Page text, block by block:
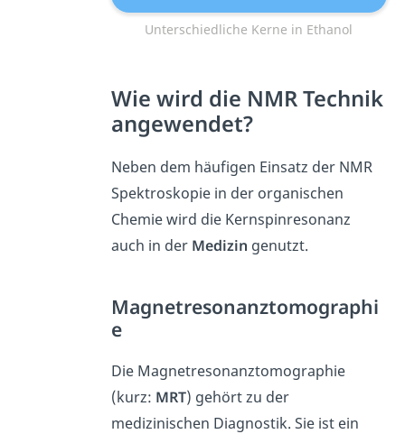
Unterschiedliche Kerne in Ethanol
Wie wird die NMR Technik
angewendet?
Neben dem häufigen Einsatz der NMR
Spektroskopie in der organischen
Chemie wird die Kernspinresonanz
auch in der Medizin genutzt.
Magnetresonanztomographi
e
Die Magnetresonanztomographie
(kurz: MRT) gehört zu der
medizinischen Diagnostik. Sie ist ein